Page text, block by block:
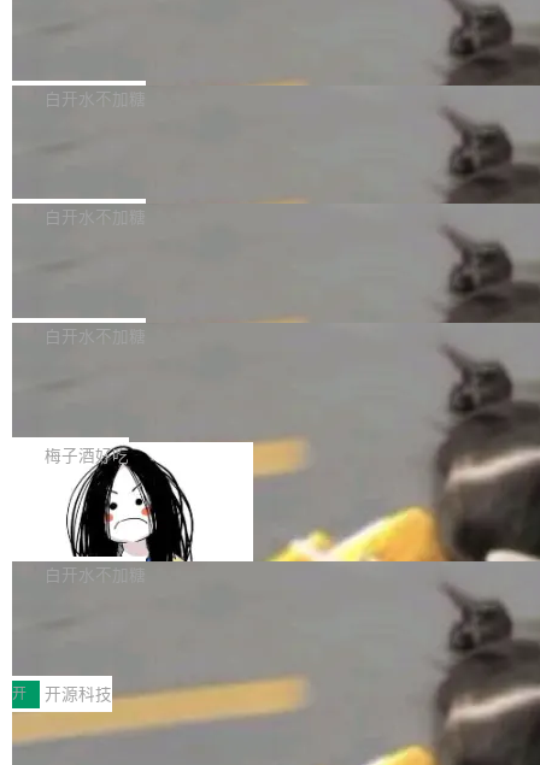
不得生成涉及安全性的关键变更，除非作者本身
36个月。 公告显示，本次宇树科技战略配售对
员工参与设立的专项资产管理计划。其中，Dee
获配9...
Bug fixes and enhancements 修复多次传递同
一个回归问题，该问题导致拉取镜像时会拒绝包
题，该问题可能导致在旧版 Linux 内核...
白开水不加糖
e 孵化器项目管理委员会（IPMC）投票中获得
P）！这一里程碑不仅标志着 Fluss 迈入新的发
白开水不加糖
长期停止内容更新，未能实现其作为“AI版维基百
提交的编辑请求也长期处于待处理状态。 Groki
pedia 于去年底上线，定位为由人工智能生成内
容的百科平台，被马斯克视为传统众包百科网站
维基百科的替代方案。Lawfare 调查发现，无论
热门页面还是低关注度页面，均未出现近期更
白开水不加糖
是这样的：配 MessageSource 的 Bean、写 R
eloadableResourceBundleMessageSource、
声明 LocaleResolver、注册 LocaleChangeInt
erceptor…五六步之后才能看到第一行翻译文
本。 Solon 换了个方式。整个 i18n 模块围绕三
梅子酒好吃
Apache Doris 4.1 全面增强 Iceberg：
支持 UPDATE、MERGE INTO 与 Iceb
erg V3
Apache Doris 4.1 要补齐的，正是缺失的那一
半。在已有查询能力的基础上，Doris 进一步支
常维护操作，并完整支持 Iceberg V3 格式。
白开水不加糖
村国家自主创新示范区会议中心开幕。本届大会
由中关村智联软件服务业质量创新联盟主办，以
“智构可信·质创未来——AI原生时代的质量新范
开 开源科技
让非法状态不可表示：一篇关于 ADT